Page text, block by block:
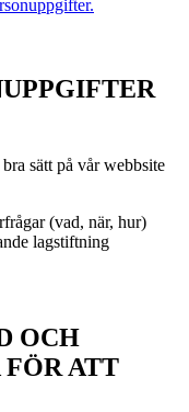
sätt på vår webbsite
(vad, när, hur)
lagstiftning
OCH
ATT